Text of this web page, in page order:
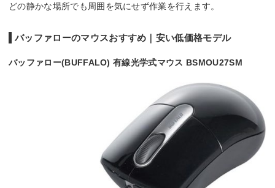
どの静かな場所でも周囲を気にせず作業を行えます。
バッファローのマウスおすすめ｜安い低価格モデル
バッファロー(BUFFALO) 有線光学式マウス BSMOU27SM